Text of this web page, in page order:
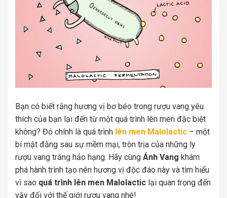
Bạn có biết rằng hương vị bơ béo trong rượu vang yêu
thích của bạn lại đến từ một quá trình lên men đặc biệt
không? Đó chính là quá trình lên men Malolactic – một
bí mật đằng sau sự mềm mại, tròn trịa của những ly
rượu vang trắng hảo hạng. Hãy cùng Ánh Vang khám
phá hành trình tạo nên hương vị độc đáo này và tìm hiểu
vì sao quá trình lên men Malolactic lại quan trọng đến
vậy đối với thế giới rượu vang nhé!